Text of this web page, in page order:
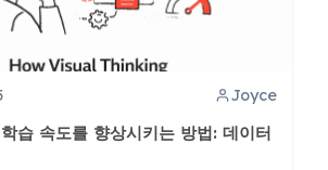
Joyce
습 속도를 향상시키는 방법: 데이터